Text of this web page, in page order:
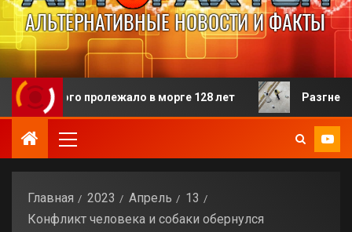
пролежало в морге 128 лет Разгневанная
Главная 2023 Апрель
13
Конфликт человека и собаки обернулся